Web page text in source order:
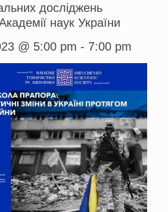
досліджень
наук України
@ 5:00 pm - 7:00 pm